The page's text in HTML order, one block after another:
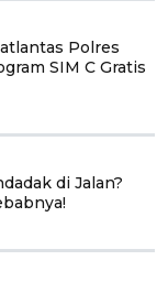
Polres
SIM C Gratis
di Jalan?